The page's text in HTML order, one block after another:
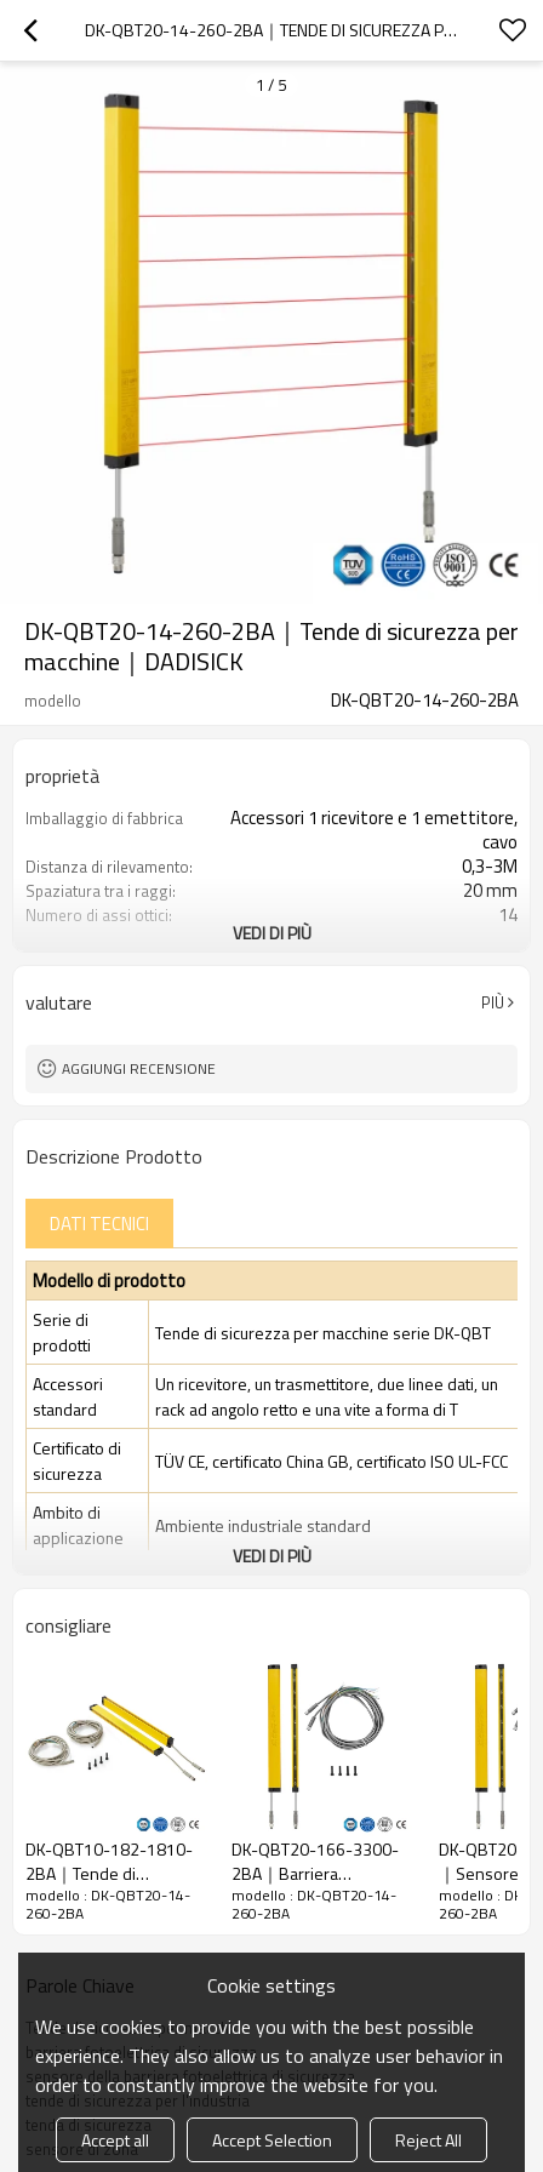
DK-QBT20-14-260-2BA｜TENDE DI SICUREZZA PER MACCHINE｜DADISICK
1 / 5
DK-QBT20-14-260-2BA｜Tende di sicurezza per
macchine｜DADISICK
modello DK-QBT20-14-260-2BA
proprietà
Imballaggio di fabbrica
Accessori 1 ricevitore e 1 emettitore,
cavo
Distanza di rilevamento: 0,3-3M
Spaziatura tra i raggi: 20 mm
Numero di assi ottici: 14
Spina di interfaccia Dotato di connettore M8
VEDI DI PIÙ
valutare PIÙ
AGGIUNGI RECENSIONE
Descrizione Prodotto
DATI TECNICI
Modello di prodotto
Serie di
prodotti
Tende di sicurezza per macchine serie DK-QBT
Accessori
standard
Un ricevitore, un trasmettitore, due linee dati, un
rack ad angolo retto e una vite a forma di T
Certificato di
sicurezza
TÜV CE, certificato China GB, certificato ISO UL-FCC
Ambito di
applicazione
Ambiente industriale standard
Spazio tra i
precisione
Quantità di
14
d'azione
260mm
Taglia del
prodotto
15mm*30mm*L, L è la lunghezza dell'emettitore e
del ricevitore.
Distanza di
rilevamento
30-3000mm
risposta
≤15 ms
Dati meccanici
Materiale
dell'alloggiamento
VEDI DI PIÙ
consigliare
DK-QBT10-182-1810-
2BA｜Tende di
sicurezza per l'industria
｜DADISICK
modello : DK-QBT20-14-
260-2BA
DK-QBT20-166-3300-
2BA｜Barriera
fotoelettrica di sicurezza
｜DADISICK
modello : DK-QBT20-14-
260-2BA
DK-QBT20-
｜Sensore
sicurezza｜
modello : DK-
260-2BA
Parole Chiave
Tende di sicurezza per macchine
barriera fotoelettrica di sicurezza
sensore della barriera fotoelettrica di sicurezza
tende di sicurezza per l'industria
tenda di sicurezza
sensore di zona
Cookie settings
We use cookies to provide you with the best possible
experience. They also allow us to analyze user behavior in
order to constantly improve the website for you.
Accept all Accept Selection Reject All